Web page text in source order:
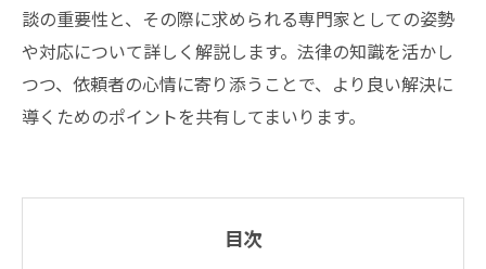
談の重要性と、その際に求められる専門家としての姿勢
や対応について詳しく解説します。法律の知識を活かし
つつ、依頼者の心情に寄り添うことで、より良い解決に
導くためのポイントを共有してまいります。
目次